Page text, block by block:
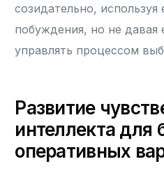
созидательно, используя
побуждения, но не давая
управлять процессом
Развитие
интеллекта для
оперативных